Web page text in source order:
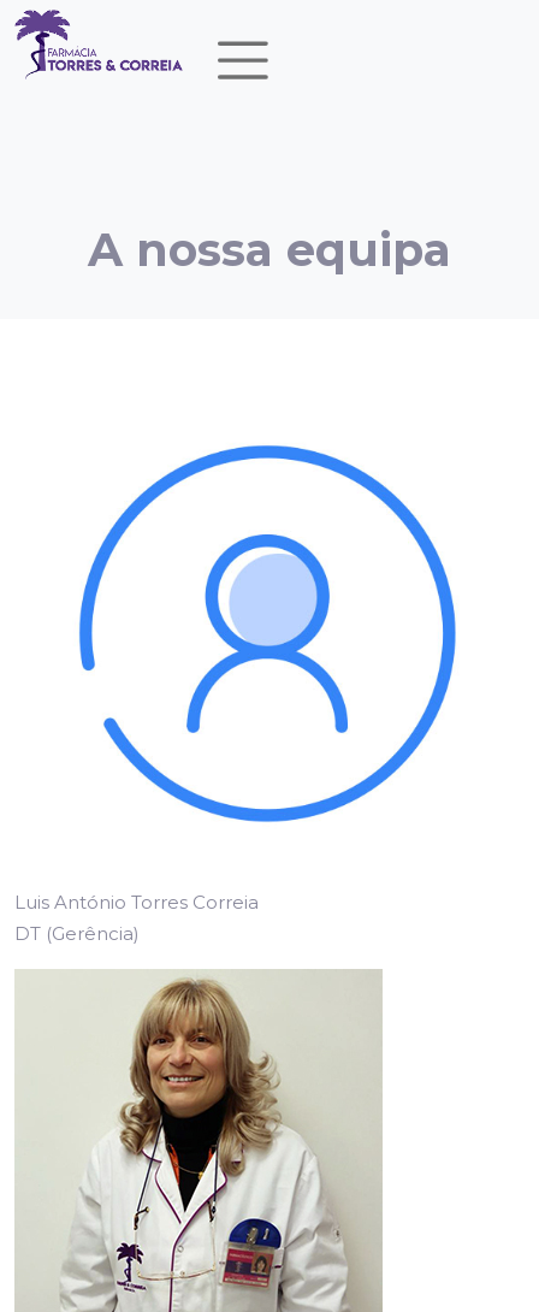
A nossa equipa
Luis António Torres Correia
DT (Gerência)